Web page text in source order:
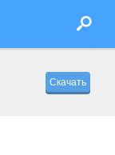
Скачать